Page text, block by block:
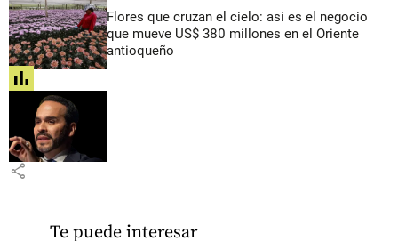
Flores que cruzan el cielo: así es el negocio
que mueve US$ 380 millones en el Oriente
antioqueño
share
share
Te puede interesar